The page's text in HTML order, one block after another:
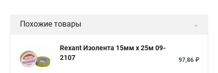
Похожие товары
Rexant Изолента 15мм х 25м 09-
2107
97,86 ₽